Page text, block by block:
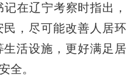
在辽宁考察时指出，
，尽可能改善人居环
活设施，更好满足居
全。